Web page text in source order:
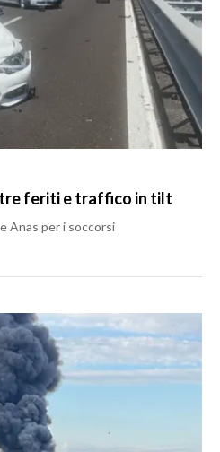
feriti e traffico in tilt
Anas per i soccorsi